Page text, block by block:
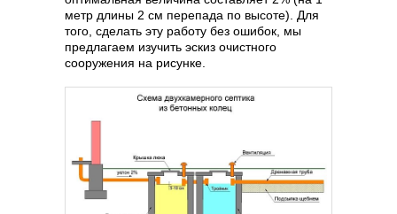
метр длины 2 см перепада по высоте). Для
того, сделать эту работу без ошибок, мы
предлагаем изучить эскиз очистного
сооружения на рисунке.